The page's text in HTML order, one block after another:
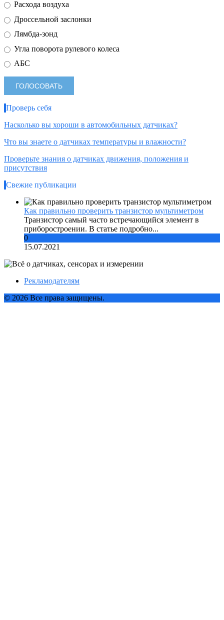
Расхода воздуха
Дроссельной заслонки
Лямбда-зонд
Угла поворота рулевого колеса
АБС
Проверь себя
Насколько вы хороши в автомобильных датчиках?
Что вы знаете о датчиках температуры и влажности?
Проверьте знания о датчиках движения, положения и
присутствия
Свежие публикации
Как правильно проверить транзистор мультиметром
Транзистор самый часто встречающийся элемент в
приборостроении. В статье подробно...
0
15.07.2021
Рекламодателям
© 2026 Все права защищены.